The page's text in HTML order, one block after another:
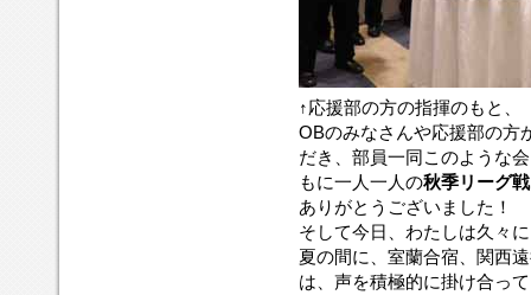
↑応援部の方の指揮のもと
OBのみなさんや応援部の方
だき、部員一同このような
もに一人一人の秋季リーグ戦
ありがとうございました！
そして今日、わたしは久々
夏の間に、室蘭合宿、関西
は、声を積極的に掛け合っ